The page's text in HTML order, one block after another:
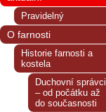
Pravidelný
O farnosti
Historie farnosti a
kostela
Duchovní správci
– od počátku až
do současnosti